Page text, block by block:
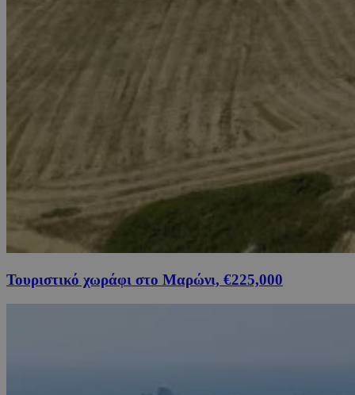
Τουριστικό χωράφι στο Μαρώνι, €225,000